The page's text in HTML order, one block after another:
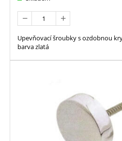
Upevňovací šroubky s ozdobnou
barva zlatá